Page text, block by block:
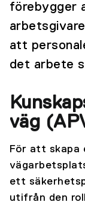
förebygger
att
det arbete
väg
För att skapa
ett
utifrån den